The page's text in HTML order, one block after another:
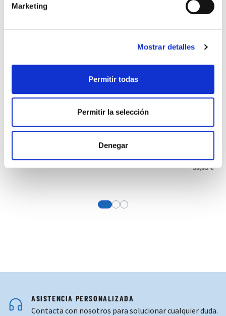
Marketing
Mostrar detalles
Permitir todas
Permitir la selección
Denegar
59,99 €
View more about SUDADERA
View more about CHAQUETA
View more about PANTALÓN
ASISTENCIA PERSONALIZADA
Contacta con nosotros para solucionar cualquier duda.